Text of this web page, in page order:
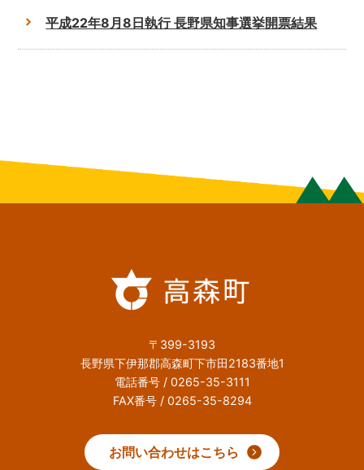
平成22年8月8日執行 長野県知事選挙開票結果
〒399-3193
長野県下伊那郡高森町下市田2183番地1
電話番号 / 0265-35-3111
FAX番号 / 0265-35-8294
お問い合わせはこちら